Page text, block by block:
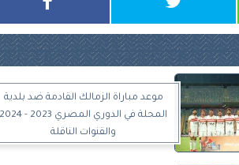
موعد مباراة الزمالك القادمة ضد بلدية
المحلة في الدوري المصري 2023 - 2024
والقنوات الناقلة